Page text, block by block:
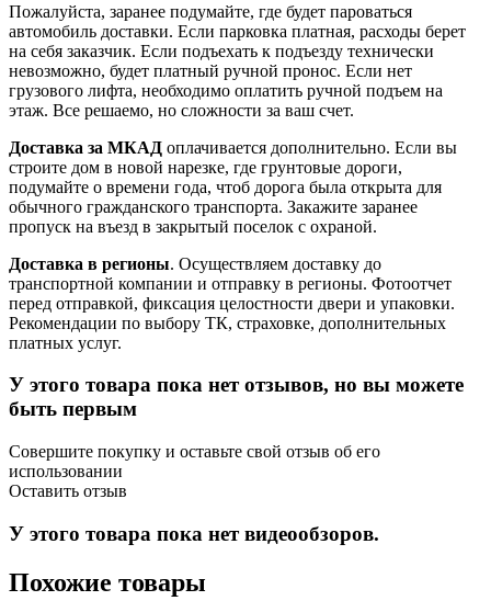
Пожалуйста, заранее подумайте, где будет пароваться
автомобиль доставки. Если парковка платная, расходы берет
на себя заказчик. Если подъехать к подъезду технически
невозможно, будет платный ручной пронос. Если нет
грузового лифта, необходимо оплатить ручной подъем на
этаж. Все решаемо, но сложности за ваш счет.
Доставка за МКАД оплачивается дополнительно. Если вы
строите дом в новой нарезке, где грунтовые дороги,
подумайте о времени года, чтоб дорога была открыта для
обычного гражданского транспорта. Закажите заранее
пропуск на въезд в закрытый поселок с охраной.
Доставка в регионы. Осуществляем доставку до
транспортной компании и отправку в регионы. Фотоотчет
перед отправкой, фиксация целостности двери и упаковки.
Рекомендации по выбору ТК, страховке, дополнительных
платных услуг.
У этого товара пока нет отзывов, но вы можете
быть первым
Совершите покупку и оставьте свой отзыв об его
использовании
Оставить отзыв
У этого товара пока нет видеообзоров.
Похожие товары